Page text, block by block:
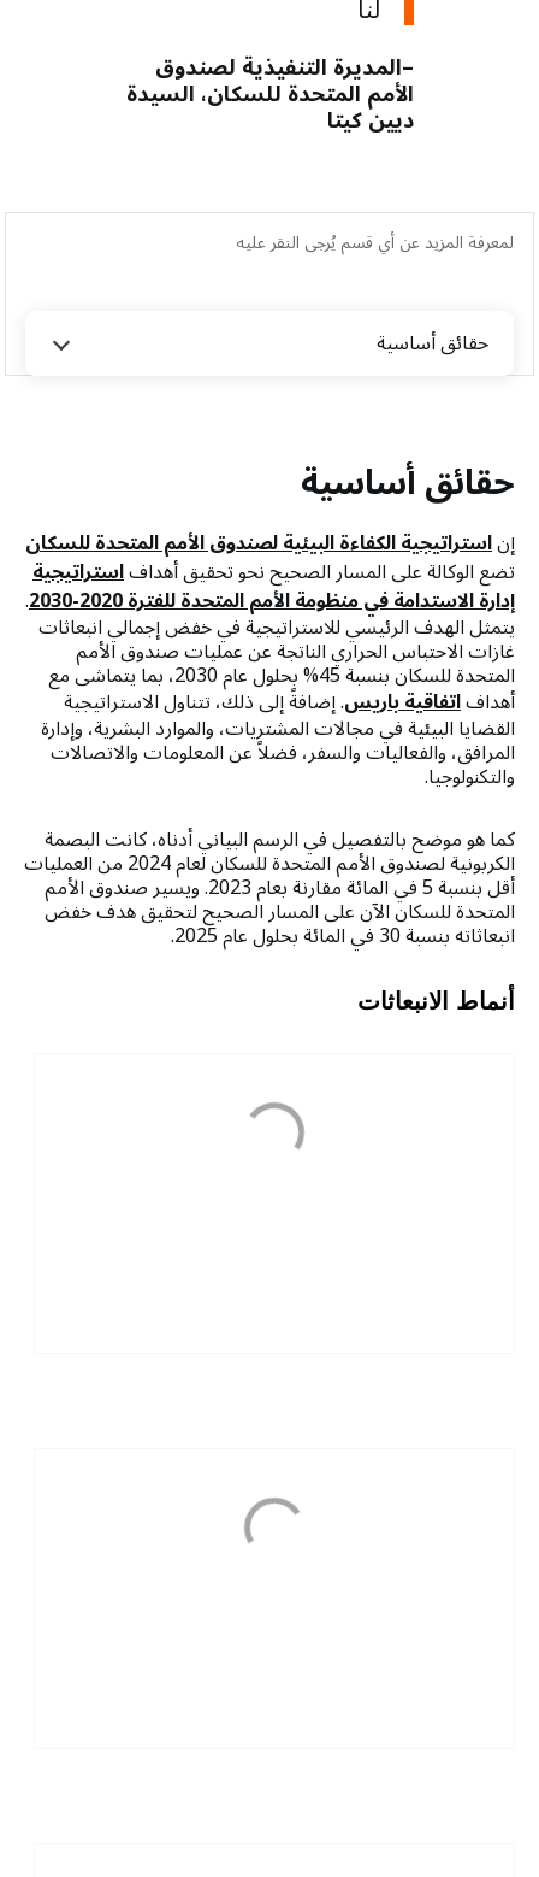
–المديرة التنفيذية لصندوق
الأمم المتحدة للسكان، السيدة
ديين كيتا
لمعرفة المزيد عن أي قسم يُرجى النقر عليه
حقائق أساسية
حقائق أساسية
إناستراتيجية الكفاءة البيئية لصندوق الأمم المتحدة للسكان
تضع الوكالة على المسار الصحيح نحو تحقيق أهدافاستراتيجية
إدارة الاستدامة في منظومة الأمم المتحدة للفترة 2020-2030 .
يتمثل الهدف الرئيسي للاستراتيجية في خفض إجمالي انبعاثات
غازات الاحتباس الحراري الناتجة عن عمليات صندوق الأمم
المتحدة للسكان بنسبة 45% بحلول عام 2030، بما يتماشى مع
أهدافاتفاقية باريس. إضافةً إلى ذلك، تتناول الاستراتيجية
القضايا البيئية في مجالات المشتريات، والموارد البشرية، وإدارة
المرافق، والفعاليات والسفر، فضلاً عن المعلومات والاتصالات
والتكنولوجيا.
كما هو موضح بالتفصيل في الرسم البياني أدناه، كانت البصمة
الكربونية لصندوق الأمم المتحدة للسكان لعام 2024 من العمليات
أقل بنسبة 5 في المائة مقارنة بعام 2023. ويسير صندوق الأمم
المتحدة للسكان الآن على المسار الصحيح لتحقيق هدف خفض
انبعاثاته بنسبة 30 في المائة بحلول عام 2025.
أنماط الانبعاثات